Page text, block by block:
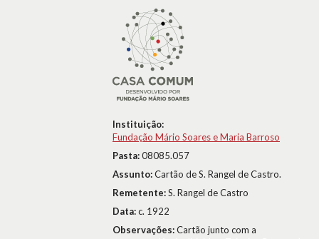
Instituição:
Fundação Mário Soares e Maria Barroso
Pasta:08085.057
Assunto:Cartão de S. Rangel de Castro.
Remetente:S. Rangel de Castro
Data:c. 1922
Observações:Cartão junto com a